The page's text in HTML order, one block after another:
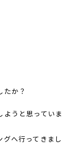
たか？
ようと思っていま
へ行ってきまし